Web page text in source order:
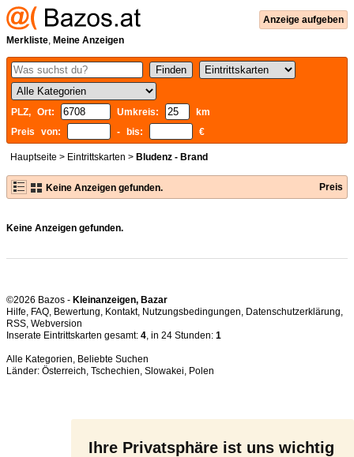
Ihre Privatsphäre ist uns wichtig
Anzeige aufgeben
Merkliste, Meine Anzeigen
PLZ, Ort: Umkreis:
km
Preis von:
- bis: €
Hauptseite > Eintrittskarten > Bludenz - Brand
Keine Anzeigen gefunden. Preis
Keine Anzeigen gefunden.
©2026 Bazos - Kleinanzeigen, Bazar
Hilfe, FAQ, Bewertung, Kontakt, Nutzungsbedingungen, Datenschutzerklärung,
RSS,
Inserate Eintrittskarten gesamt: 4, in 24 Stunden: 1
Alle Kategorien, Beliebte Suchen
Länder: Österreich, Tschechien, Slowakei, Polen